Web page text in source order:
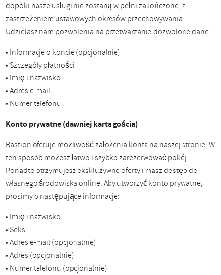
dopóki nasze usługi nie zostaną w pełni zakończone, z
zastrzeżeniem ustawowych okresów przechowywania.
Udzielasz nam pozwolenia na przetwarzanie.dozwolone dane:
• Informacje o koncie (opcjonalnie)
• Szczegóły płatności
• Imię i nazwisko
• Adres e-mail
• Numer telefonu
Konto prywatne (dawniej karta gościa)
Bastion oferuje możliwość założenia konta na naszej stronie. W
ten sposób możesz łatwo i szybko zarezerwować pokój.
Ponadto otrzymujesz ekskluzywne oferty i masz dostęp do
własnego środowiska online. Aby utworzyć konto prywatne,
prosimy o następujące informacje:
• Imię i nazwisko
• Seks
• Adres e-mail (opcjonalnie)
• Adres (opcjonalnie)
• Numer telefonu (opcjonalnie)